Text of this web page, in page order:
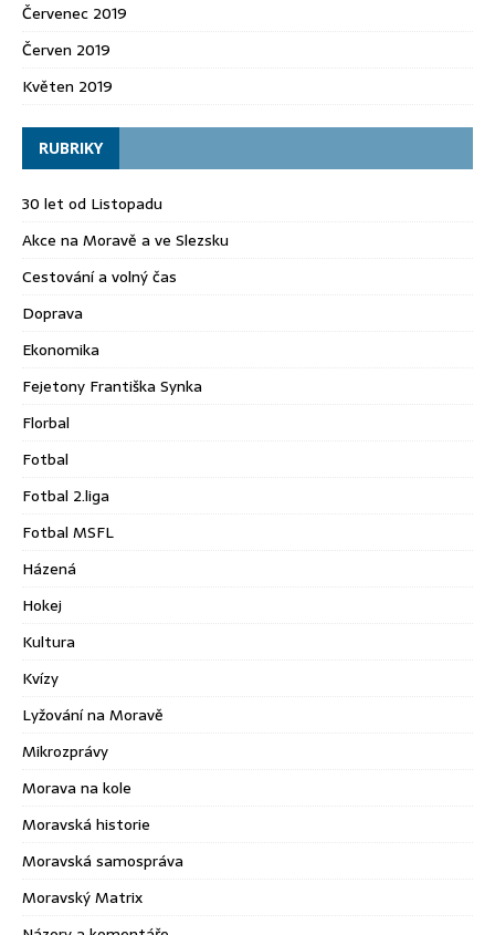
Červenec 2019
Červen 2019
Květen 2019
RUBRIKY
30 let od Listopadu
Akce na Moravě a ve Slezsku
Cestování a volný čas
Doprava
Ekonomika
Fejetony Františka Synka
Florbal
Fotbal
Fotbal 2.liga
Fotbal MSFL
Házená
Hokej
Kultura
Kvízy
Lyžování na Moravě
Mikrozprávy
Morava na kole
Moravská historie
Moravská samospráva
Moravský Matrix